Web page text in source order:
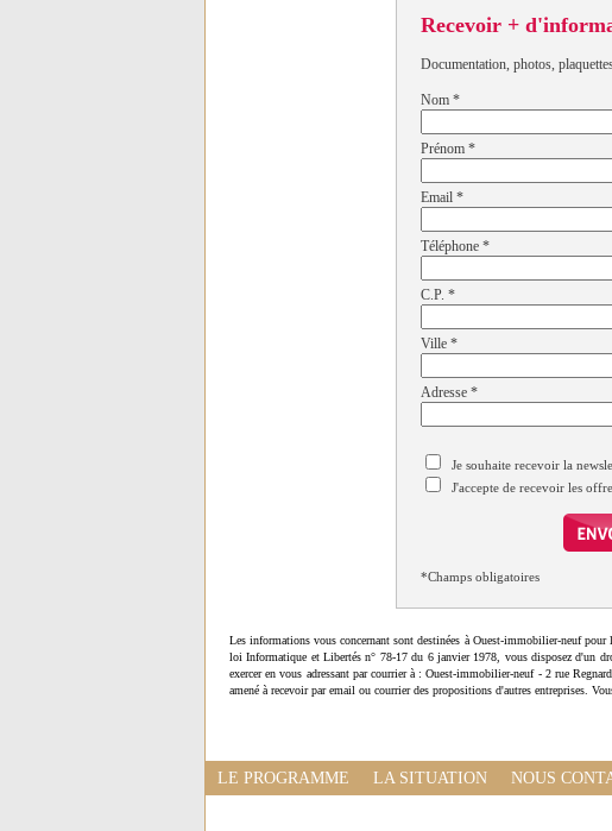
Recevoir +
Documentation, photos,
Nom *
Prénom *
Email *
Téléphone *
C.P. *
Ville *
Adresse *
Je souhaite recevoir la
J'accepte de recevoir les
*Champs obligatoires
Les informations vous concernant sont destinées à Ouest-immobilier-neuf
loi Informatique et Libertés n° 78-17 du 6 janvier 1978, vous disposez d'un
exercer en vous adressant par courrier à : Ouest-immobilier-neuf - 2 rue
amené à recevoir par email ou courrier des propositions d'autres entreprises.
LE PROGRAMME LA SITUATION NOUS